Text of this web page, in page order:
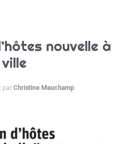
nouvelle à
par Christine Mauchamp